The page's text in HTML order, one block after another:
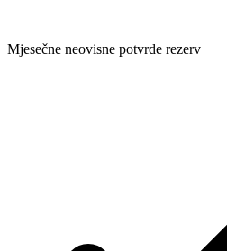
Mjesečne neovisne potvrde rezerv